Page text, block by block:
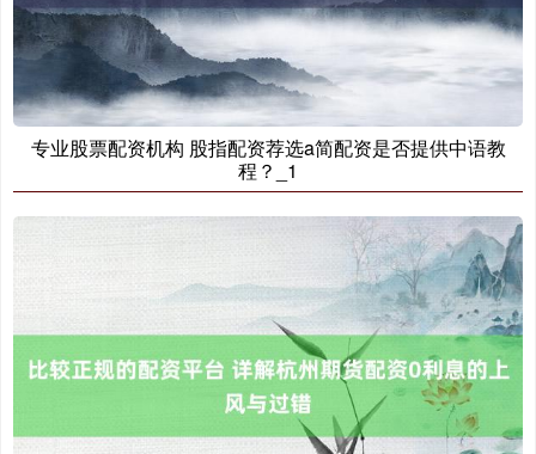
国债指数 229.69 +0.10 +0.04%
7877.80 +164.40 +2.13%
专业股票配资机构 股指配资荐选a简配资是否提供中语教
程？_1